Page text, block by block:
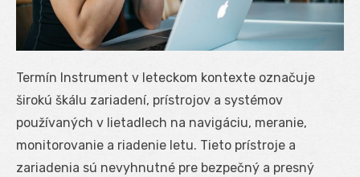
Termín Instrument v leteckom kontexte označuje
širokú škálu zariadení, prístrojov a systémov
používaných v lietadlech na navigáciu, meranie,
monitorovanie a riadenie letu. Tieto prístroje a
zariadenia sú nevyhnutné pre bezpečný a presný